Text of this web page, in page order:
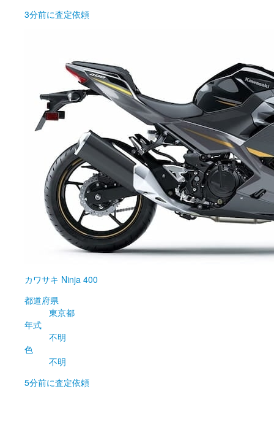
3分前に査定依頼
カワサキ Ninja 400
都道府県
東京都
年式
不明
色
不明
5分前に査定依頼